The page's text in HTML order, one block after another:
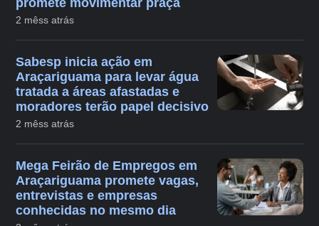
2 mêss atrás
Sabesp inicia ação em
Araçariguama para levar água
tratada a áreas afastadas e
moradores terão papel decisivo
2 mêss atrás
Mega Feirão de Empregos em
Araçariguama promete vagas,
entrevistas e empresas
conhecidas no mesmo dia